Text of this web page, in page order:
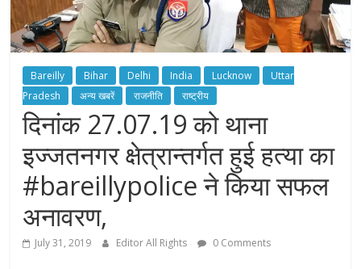
Bareilly Bihar Delhi India Lucknow
Uttar
Pradesh
अन्य खबरें राजनीति राष्ट्रीय
दिनांक 27.07.19 को थाना
इज्जतनगर क्षेत्रान्तर्गत हुई हत्या का
#bareillypolice ने किया सफल
अनावरण,
July 31, 2019 Editor All Rights 0 Comments